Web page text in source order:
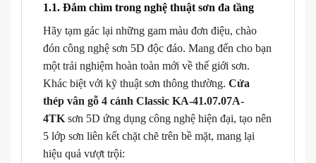
1.1. Đắm chìm trong nghệ thuật sơn đa tầng
Hãy tạm gác lại những gam màu đơn điệu, chào
đón công nghệ sơn 5D độc đáo. Mang đến cho bạn
một trải nghiệm hoàn toàn mới về thế giới sơn.
Khác biệt với kỹ thuật sơn thông thường. Cửa
thép vân gỗ 4 cánh Classic KA-41.07.07A-
4TK sơn 5D ứng dụng công nghệ hiện đại, tạo nên
5 lớp sơn liên kết chặt chẽ trên bề mặt, mang lại
hiệu quả vượt trội: